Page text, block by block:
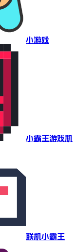
小游戏
小霸王游戏机
联机小霸王